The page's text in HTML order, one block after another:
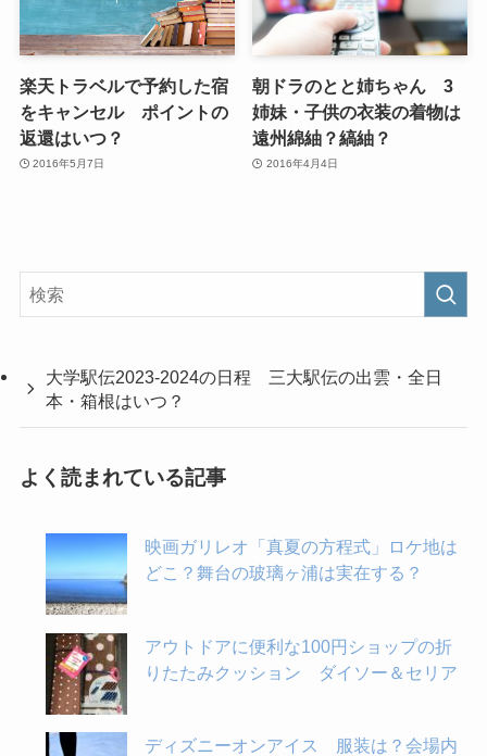
楽天トラベルで予約した宿
をキャンセル ポイントの
返還はいつ？
2016年5月7日
朝ドラのとと姉ちゃん 3
姉妹・子供の衣装の着物は
遠州綿紬？縞紬？
2016年4月4日
大学駅伝2023-2024の日程 三大駅伝の出雲・全日
本・箱根はいつ？
よく読まれている記事
映画ガリレオ「真夏の方程式」ロケ地は
どこ？舞台の玻璃ヶ浦は実在する？
アウトドアに便利な100円ショップの折
りたたみクッション ダイソー＆セリア
ディズニーオンアイス 服装は？会場内